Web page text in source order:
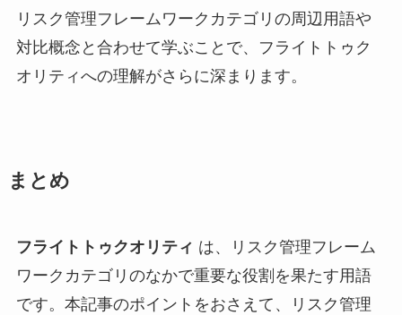
リスク管理フレームワークカテゴリの周辺用語や
対比概念と合わせて学ぶことで、フライトトゥク
オリティへの理解がさらに深まります。
まとめ
フライトトゥクオリティ は、リスク管理フレーム
ワークカテゴリのなかで重要な役割を果たす用語
です。本記事のポイントをおさえて、リスク管理